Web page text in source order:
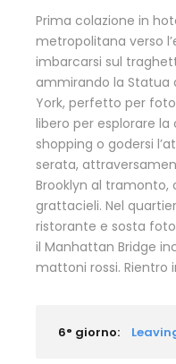
Prima colazione in
metropolitana verso
imbarcarsi sul
ammirando la Statua
York, perfetto per
libero per esplorare
shopping o godersi
serata,
Brooklyn al tramonto,
grattacieli. Nel
ristorante e sosta
il Manhattan Bridge
mattoni rossi.
6° giorno: